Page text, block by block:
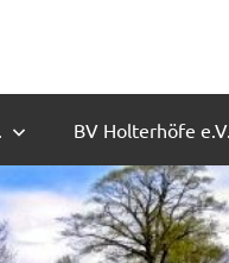
BV Holterhöfe e.V.